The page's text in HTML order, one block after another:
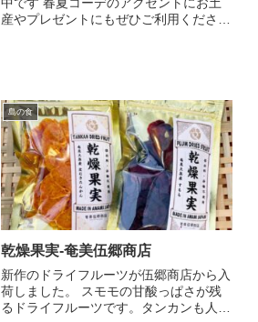
産やプレゼントにもぜひご利用ください
島の食
乾燥果実-奄美伍郷商店
新作のドライフルーツが伍郷商店から入
荷しました。 スモモの甘酸っぱさが残
るドライフルーツです。タンカンも人気